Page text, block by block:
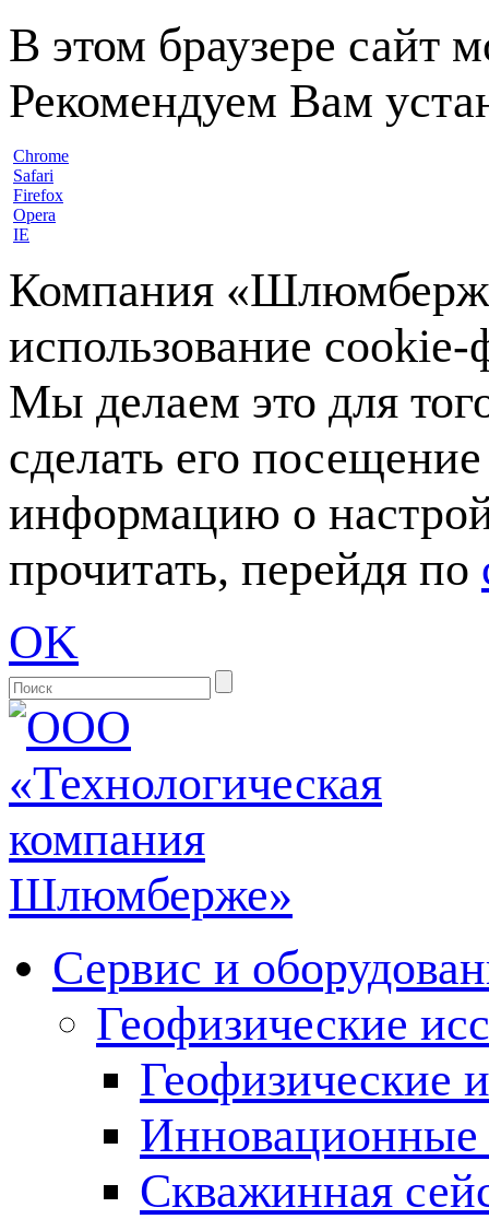
В этом браузере сайт
Рекомендуем Вам
Chrome
Safari
Firefox
Opera
IE
Компания
использование
Мы делаем это для
сделать его
информацию о
прочитать, перейдя по
OK
Сервис и
Геофизические
Геофизические
Инновационные
Скважинная